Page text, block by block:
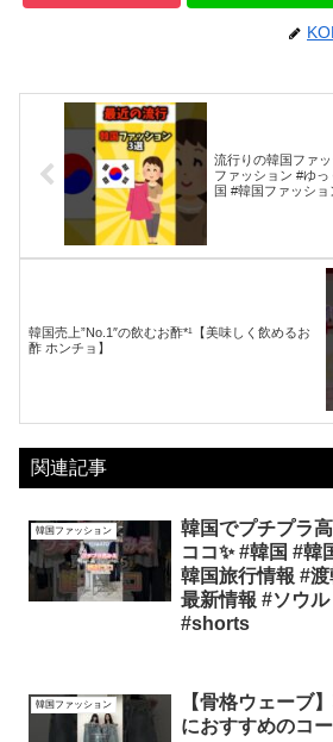
流行りの韓国ファ
ファッション #ゆ
国 #韓国ファッショ
韓国売上”No.1″の飲むお酢*¹【美味しく飲めるお
酢 ホンチョ】
関連記事
韓国ファッション
韓国でプチプラ
ココ✨ #韓国 #韓
韓国旅行情報 #
最新情報 #ソウ
#shorts
韓国ファッション
【骨格ウェーブ
におすすめのコ